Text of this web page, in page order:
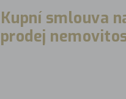
Kupní smlouva
prodej